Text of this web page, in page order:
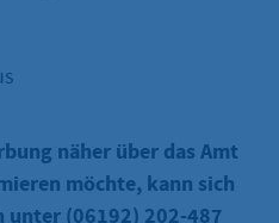
näher über das Amt
möchte, kann sich
(06192) 202-487